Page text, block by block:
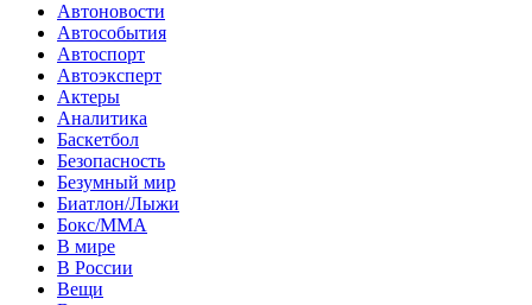
Автоновости
Автособытия
Автоспорт
Автоэксперт
Актеры
Аналитика
Баскетбол
Безопасность
Безумный мир
Биатлон/Лыжи
Бокс/MMA
В мире
В России
Вещи